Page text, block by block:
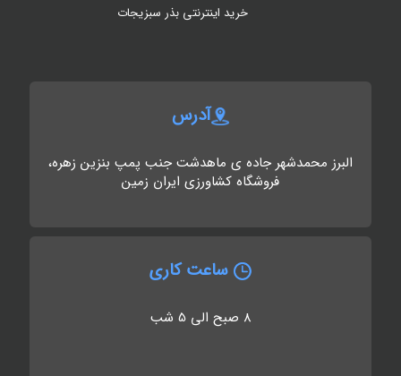
خرید اینترنتی بذر سبزیجات
آدرس
البرز محمدشهر جاده ی ماهدشت جنب پمپ بنزین زهره،
فروشگاه کشاورزی ایران زمین
ساعت کاری
8 صبح الی 5 شب